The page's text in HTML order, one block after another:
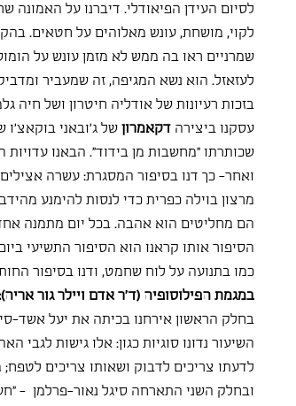
לסיום העידן הפיאודלי. דיברנו על האמונה
שמרניים ראו בה ממש לא מזמן עונש על
לעזאזל. הוא נשא המגיפה, זה שמעביר
בזכות רעיונות של אודליה חיטרון ושל
עסקנו ביצירה דקאמרון
שכותרתו "מחשבות מן בידוד". הבאנו
ואחר- כך דנו בסיפור המסגרת: עשרה
מרצון בוילה כפרית כדי לנסות להימנע
הם מחליטים הוא אהבה. בכל יום מתמנה
הסיפור אותו קראנו הוא הסיפור התשיעי
כמו בתנועה על לוח שחמט, ודנו בסיפור
במגמת הפילוסופיה (ד"ר אדם ויילר גור
בחלק הראשון אירחנו בכיתה את יעל אשד-
השיעור נדונו סוגיות כגון: אלו גישות
לדעתו צריכים לדבוק ושאותו צריכים
ובחלק השני התארחה סיגל נאור-פרלמן  -